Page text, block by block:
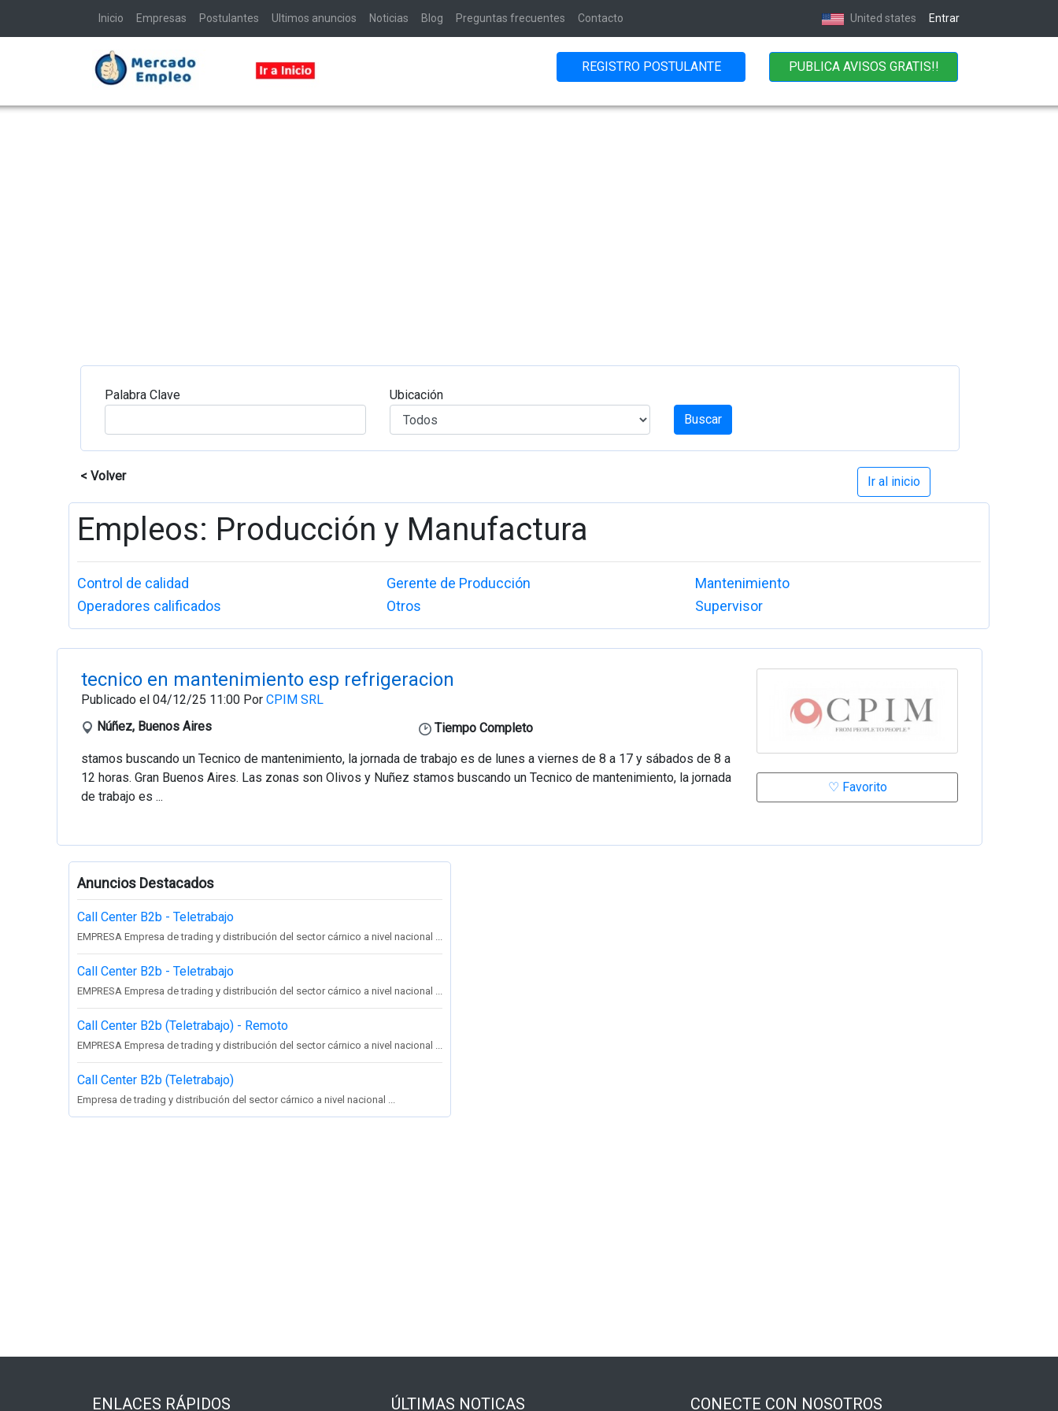
Inicio Empresas Postulantes Ultimos anuncios Noticias Blog Preguntas frecuentes Contacto United states Entrar
REGISTRO POSTULANTE PUBLICA AVISOS GRATIS!!
Palabra Clave
Ubicación
Buscar
< Volver Ir al inicio
Empleos: Producción y Manufactura
Control de calidad Gerente de Producción
Mantenimiento
Operadores calificados
Otros Supervisor
tecnico en mantenimiento esp refrigeracion
Publicado el 04/12/25 11:00 Por CPIM SRL
Núñez, Buenos Aires
Tiempo Completo
stamos buscando un Tecnico de mantenimiento, la jornada de trabajo es de lunes a viernes de 8 a 17 y sábados de 8 a
12 horas. Gran Buenos Aires. Las zonas son Olivos y Nuñez stamos buscando un Tecnico de mantenimiento, la jornada
de trabajo es ...
♡ Favorito
Anuncios Destacados
Call Center B2b - Teletrabajo
EMPRESA Empresa de trading y distribución del sector cárnico a nivel nacional ...
Call Center B2b - Teletrabajo
EMPRESA Empresa de trading y distribución del sector cárnico a nivel nacional ...
Call Center B2b (Teletrabajo) - Remoto
EMPRESA Empresa de trading y distribución del sector cárnico a nivel nacional ...
Call Center B2b (Teletrabajo)
Empresa de trading y distribución del sector cárnico a nivel nacional ...
ENLACES RÁPIDOS ÚLTIMAS NOTICAS CONECTE CON NOSOTROS